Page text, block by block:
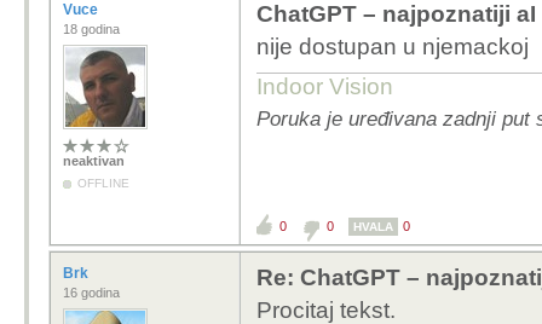
Vuce
18 godina
neaktivan
OFFLINE
ChatGPT – najpoznatiji
nije dostupan u njemackoj
Indoor Vision
Poruka je uređivana zadnji put
0 0 HVALA 0
Brk
16 godina
Re: ChatGPT –
Procitaj tekst.